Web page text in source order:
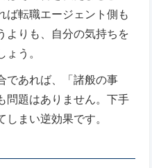
ば転職エージェント側も
よりも、自分の気持ちを
う。
であれば、「諸般の事
問題はありません。下手
まい逆効果です。